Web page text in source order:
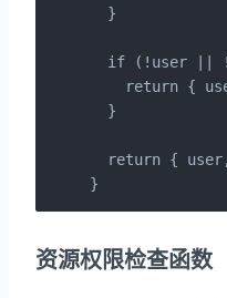
  }
if (!user ||
return {
  }
return {
}
资源权限检查函数